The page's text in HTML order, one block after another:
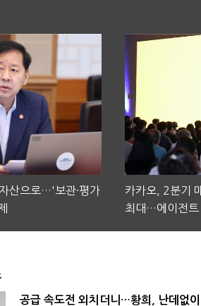
산으로…'보관·평가
카카오, 2분기
최대…에이전트
공급 속도전 외치더니…황희, 난데없